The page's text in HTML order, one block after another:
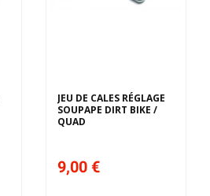
JEU DE CALES RÉGLAGE
SOUPAPE DIRT BIKE /
QUAD
9,00 €